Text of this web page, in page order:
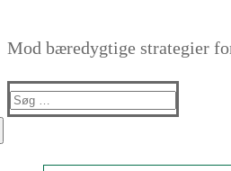
Mod bæredygtige strategier
Suche